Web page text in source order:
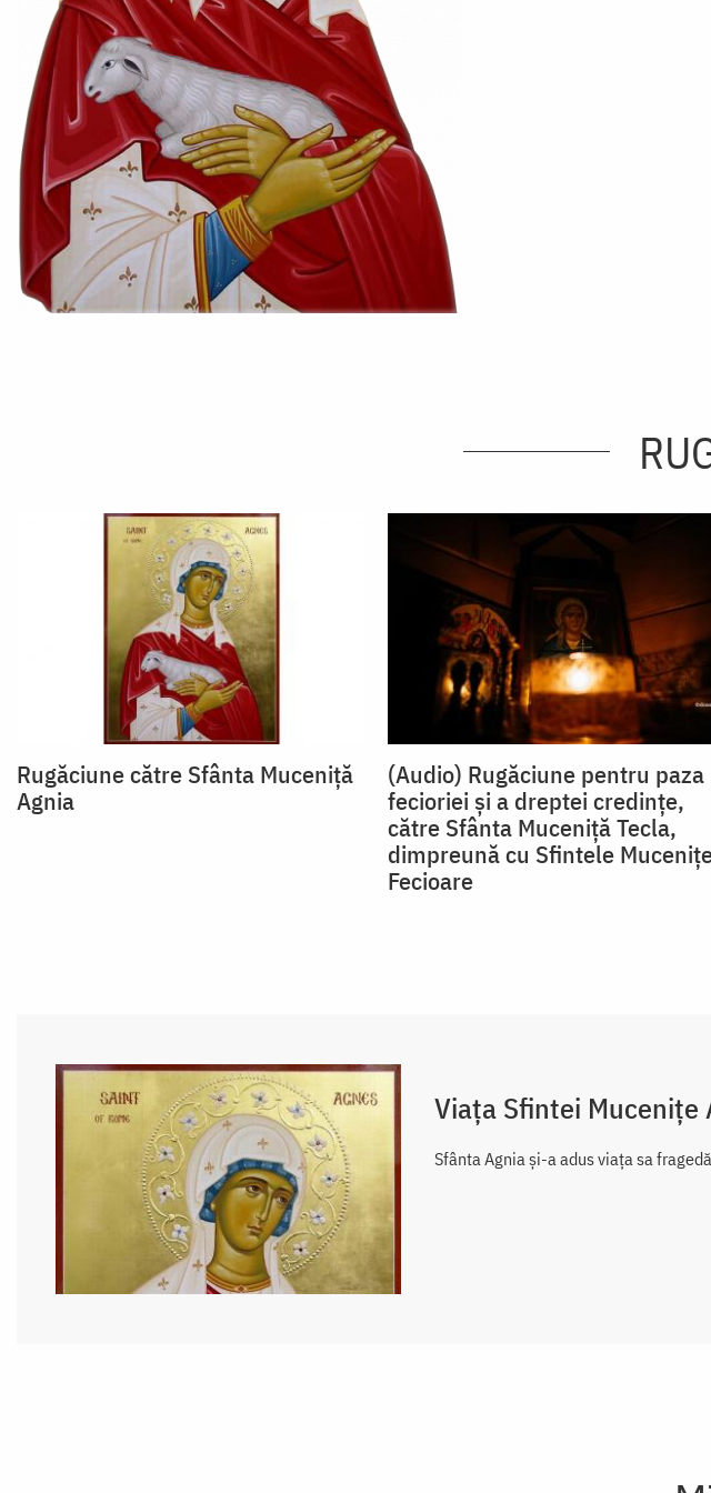
Rugăciune către Sfânta Muceniță
Agnia
(Audio) Rugăciune pentru paza
fecioriei și a dreptei credințe,
către Sfânta Muceniță Tecla,
dimpreună cu Sfintele
Fecioare
Viața Sfintei Mucenițe
Sfânta Agnia și-a adus viața sa